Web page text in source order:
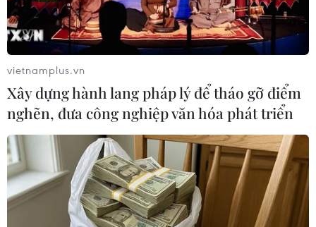
Mỹ công bố tiến triển mới về hồ sơ hạt nhân Iran
TIN LIÊN QUAN
vietnamplus.vn
Xây dựng hành lang pháp lý để tháo gỡ điểm
nghẽn, đưa công nghiệp văn hóa phát triển